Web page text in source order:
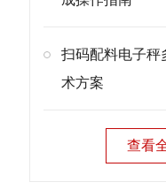
扫码配料电子秤
术方案
查看